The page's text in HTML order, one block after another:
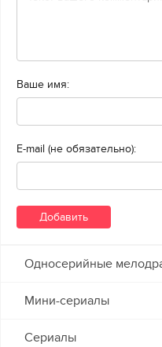
Ваше имя:
E-mail (не обязательно):
Односерийные
Мини-сериалы
Сериалы